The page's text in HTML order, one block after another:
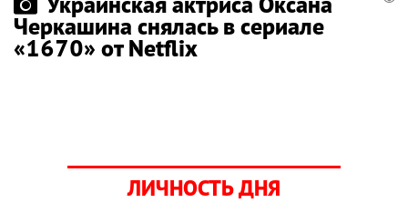
Черкашина снялась в сериале
«1670» от Netflix
ЛИЧНОСТЬ ДНЯ